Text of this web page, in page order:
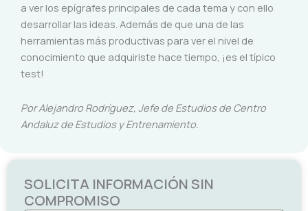
a ver los epígrafes principales de cada tema y con ello
desarrollar las ideas. Además de que una de las
herramientas más productivas para ver el nivel de
conocimiento que adquiriste hace tiempo, ¡es el típico
test!
Por Alejandro Rodríguez, Jefe de Estudios de Centro
Andaluz de Estudios y Entrenamiento.
SOLICITA INFORMACIÓN SIN
COMPROMISO